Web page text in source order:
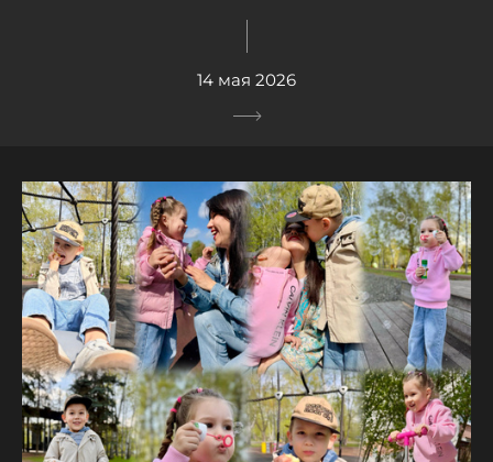
14 мая 2026